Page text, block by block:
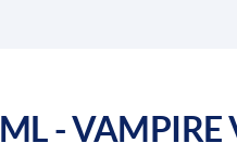
- VAMPIRE